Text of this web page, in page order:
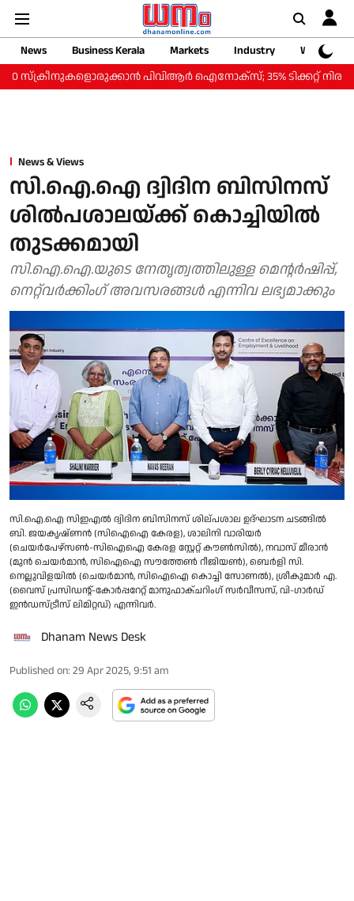
News Business Kerala Markets Industry
Web
സ്‌ക്രീനുകളൊരുക്കാന്‍ പിവിആര്‍ ഐനോക്‌സ്; 35% ടിക്കറ്റ് നിരക്ക്
News & Views
സി.ഐ.ഐ ദ്വിദിന ബിസിനസ്
ശില്‍പശാലയ്ക്ക് കൊച്ചിയില്‍
തുടക്കമായി
സി.ഐ.ഐ.യുടെ നേതൃത്വത്തിലുള്ള മെന്റര്‍ഷിപ്പ്,
നെറ്റ്‌വര്‍ക്കിംഗ് അവസരങ്ങള്‍ എന്നിവ ലഭ്യമാക്കും
സി.ഐ.ഐ സിഇഎല്‍ ദ്വിദിന ബിസിനസ് ശില്പശാല ഉദ്ഘാടന ചടങ്ങില്‍
ബി. ജയകൃഷ്ണന്‍ (സിഐഐ കേരള), ശാലിനി വാരിയര്‍
(ചെയര്‍പേഴ്സണ്‍-സിഐഐ കേരള സ്റ്റേറ്റ് കൗണ്‍സില്‍), നവാസ് മീരാന്‍
(മുന്‍ ചെയര്‍മാന്‍, സിഐഐ സൗത്തേണ്‍ റീജിയണ്‍), ബെര്‍ളി സി.
നെല്ലുവിളയില്‍ (ചെയര്‍മാന്‍, സിഐഐ കൊച്ചി സോണല്‍), ശ്രീകുമാര്‍ എ.
(വൈസ് പ്രസിഡന്റ്-കോര്‍പ്പറേറ്റ് മാനുഫാക്ചറിംഗ് സര്‍വീസസ്, വി-ഗാര്‍ഡ്
ഇന്‍ഡസ്ട്രീസ് ലിമിറ്റഡ്) എന്നിവര്‍.
Dhanam News Desk
Published on: 29 Apr 2025, 9:51 am